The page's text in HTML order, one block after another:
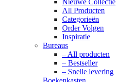
Nieuwe Collectie
All Producten
Categorieën
Order Volgen
Inspiratie
Bureaus
– All producten
– Bestseller
– Snelle levering